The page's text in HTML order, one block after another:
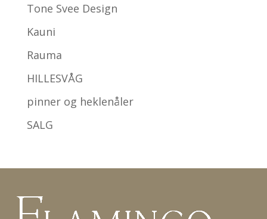
Tone Svee Design
Kauni
Rauma
HILLESVÅG
pinner og heklenåler
SALG